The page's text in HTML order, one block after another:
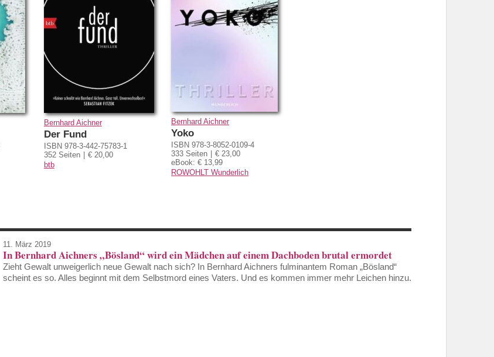
Bernhard Aichner
Der Fund
ISBN 978-3-442-75783-1
352 Seiten
€ 20,00
btb
Bernhard Aichner
Yoko
ISBN 978-3-8052-0109-4
333 Seiten
€ 23,00
eBook: € 13,99
ROWOHLT Wunderlich
11. März 2019
In Bernhard Aichners „Bösland“ wird ein Mädchen auf einem Dachboden brutal ermordet
Zieht Gewalt unweigerlich neue Gewalt nach sich? In Bernhard Aichners fulminantem Roman „Bösland“
scheint es so. Alles beginnt mit dem Selbstmord eines Vaters. Und es kommen immer mehr Leichen hinzu.